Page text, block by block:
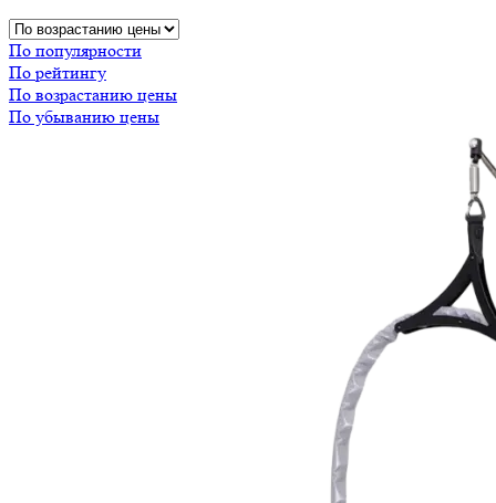
По популярности
По рейтингу
По возрастанию цены
По убыванию цены